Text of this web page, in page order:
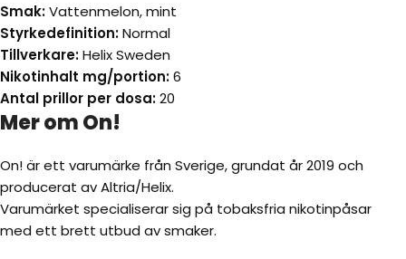
Smak:Vattenmelon, mint
Styrkedefinition:Normal
Tillverkare:Helix Sweden
Nikotinhalt mg/portion:6
Antal prillor per dosa:20
Mer om On!
On! är ett varumärke från Sverige, grundat år 2019 och
producerat av Altria/Helix.
Varumärket specialiserar sig på tobaksfria nikotinpåsar
med ett brett utbud av smaker.